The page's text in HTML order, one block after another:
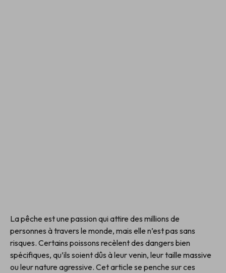
La pêche est une passion qui attire des millions de
personnes à travers le monde, mais elle n’est pas sans
risques. Certains poissons recèlent des dangers bien
spécifiques, qu’ils soient dûs à leur venin, leur taille massive
ou leur nature agressive. Cet article se penche sur ces